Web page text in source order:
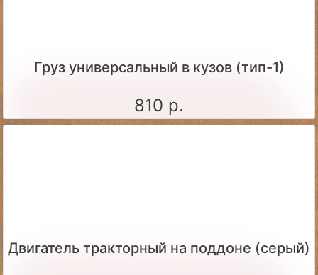
Груз универсальный в кузов (тип-1)
810 р.
Двигатель тракторный на поддоне (серый)